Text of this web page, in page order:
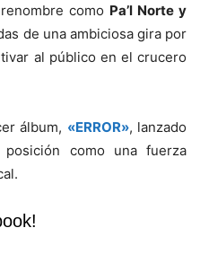
como Pa’l Norte y
de una ambiciosa gira por
al público en el crucero
álbum, «ERROR», lanzado
como una fuerza